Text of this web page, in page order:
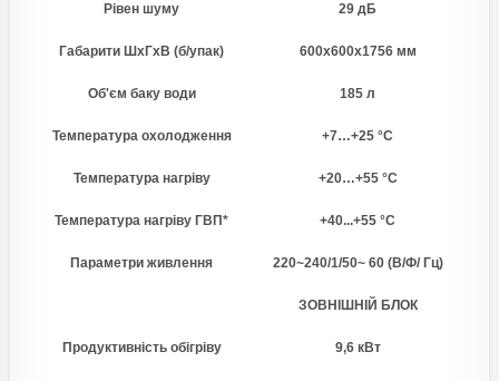
Рівен шуму 29 дБ
Габарити ШхГхВ (б/упак) 600x600x1756 мм
Об'єм баку води 185 л
Температура охолодження +7…+25 °С
Температура нагріву +20…+55 °С
Температура нагріву ГВП* +40...+55 °С
Параметри живлення 220~240/1/50~ 60 (В/Ф/ Гц)
ЗОВНІШНІЙ БЛОК
Продуктивність обігріву 9,6 кВт